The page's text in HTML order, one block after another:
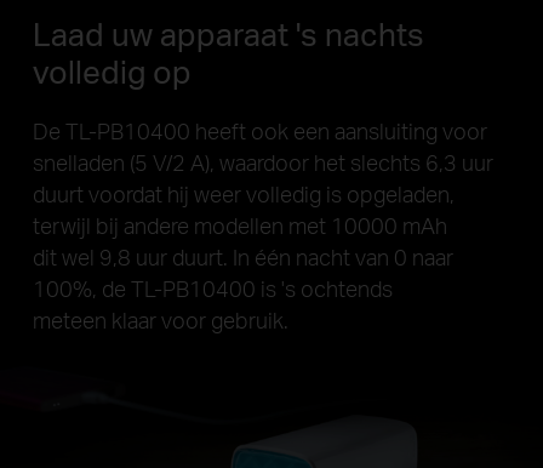
Laad uw apparaat 's nachts
volledig op
De TL-PB10400 heeft ook een aansluiting voor
snelladen (5 V/2 A), waardoor het slechts 6,3 uur
duurt voordat hij weer volledig is opgeladen,
terwijl bij andere modellen met 10000 mAh
dit wel 9,8 uur duurt. In één nacht van 0 naar
100%, de TL-PB10400 is 's ochtends
meteen klaar voor gebruik.